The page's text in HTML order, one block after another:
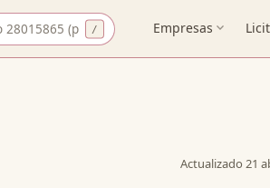
o CIF Empresas expand_more
Actualizado 21